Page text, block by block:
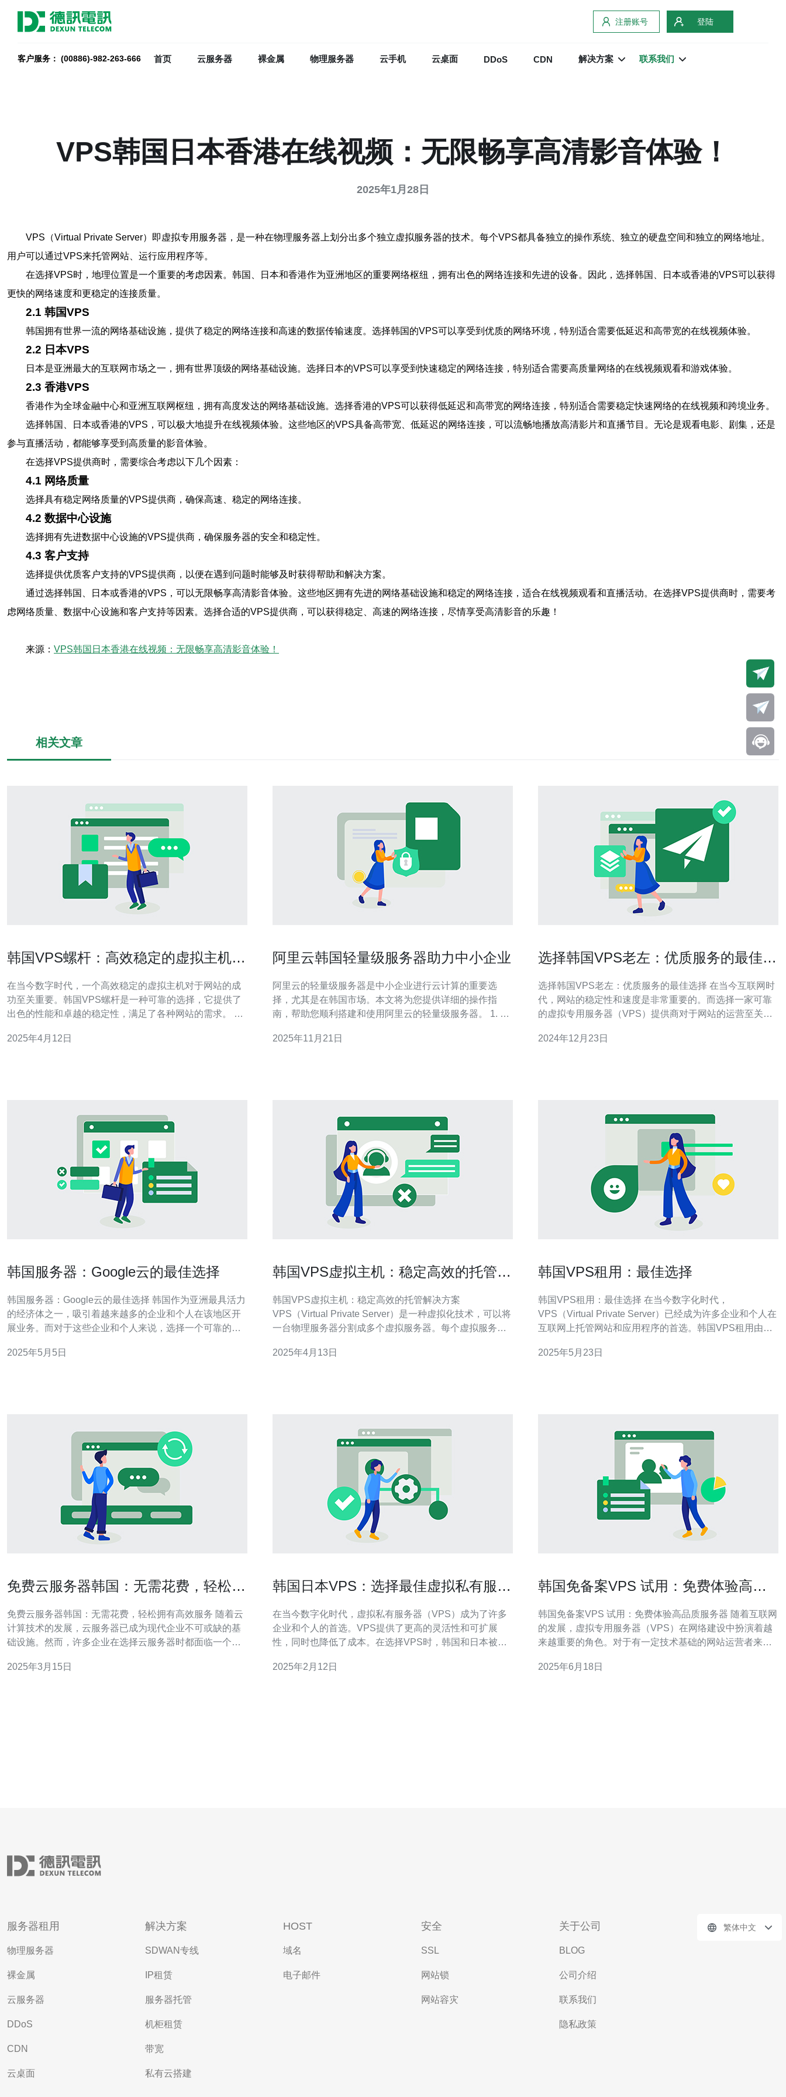
注册账号 登陆
客户服务： (00886)-982-263-666 首页 云服务器 裸金属 物理服务器 云手机 云桌面 DDoS CDN 解决方案 联系我们
VPS韩国日本香港在线视频：无限畅享高清影音体验！
2025年1月28日
VPS（Virtual Private Server）即虚拟专用服务器，是一种在物理服务器上划分出多个独立虚拟服务器的技术。每个VPS都具备独立的操作系统、独立的硬盘空间和独立的网络地址。
用户可以通过VPS来托管网站、运行应用程序等。
在选择VPS时，地理位置是一个重要的考虑因素。韩国、日本和香港作为亚洲地区的重要网络枢纽，拥有出色的网络连接和先进的设备。因此，选择韩国、日本或香港的VPS可以获得
更快的网络速度和更稳定的连接质量。
2.1 韩国VPS
韩国拥有世界一流的网络基础设施，提供了稳定的网络连接和高速的数据传输速度。选择韩国的VPS可以享受到优质的网络环境，特别适合需要低延迟和高带宽的在线视频体验。
2.2 日本VPS
日本是亚洲最大的互联网市场之一，拥有世界顶级的网络基础设施。选择日本的VPS可以享受到快速稳定的网络连接，特别适合需要高质量网络的在线视频观看和游戏体验。
2.3 香港VPS
香港作为全球金融中心和亚洲互联网枢纽，拥有高度发达的网络基础设施。选择香港的VPS可以获得低延迟和高带宽的网络连接，特别适合需要稳定快速网络的在线视频和跨境业务。
选择韩国、日本或香港的VPS，可以极大地提升在线视频体验。这些地区的VPS具备高带宽、低延迟的网络连接，可以流畅地播放高清影片和直播节目。无论是观看电影、剧集，还是
参与直播活动，都能够享受到高质量的影音体验。
在选择VPS提供商时，需要综合考虑以下几个因素：
4.1 网络质量
选择具有稳定网络质量的VPS提供商，确保高速、稳定的网络连接。
4.2 数据中心设施
选择拥有先进数据中心设施的VPS提供商，确保服务器的安全和稳定性。
4.3 客户支持
选择提供优质客户支持的VPS提供商，以便在遇到问题时能够及时获得帮助和解决方案。
通过选择韩国、日本或香港的VPS，可以无限畅享高清影音体验。这些地区拥有先进的网络基础设施和稳定的网络连接，适合在线视频观看和直播活动。在选择VPS提供商时，需要考
虑网络质量、数据中心设施和客户支持等因素。选择合适的VPS提供商，可以获得稳定、高速的网络连接，尽情享受高清影音的乐趣！
来源： VPS韩国日本香港在线视频：无限畅享高清影音体验！
相关文章
韩国VPS螺杆：高效稳定的虚拟主机选
在当今数字时代，一个高效稳定的虚拟主机对于网站的成
功至关重要。韩国VPS螺杆是一种可靠的选择，它提供了
出色的性能和卓越的稳定性，满足了各种网站的需求。 韩
用户提供卓越的性能。它配备了高性能的处理器、大容量
2025年4月12日
阿里云韩国轻量级服务器助力中小企业
阿里云的轻量级服务器是中小企业进行云计算的重要选
择，尤其是在韩国市场。本文将为您提供详细的操作指
南，帮助您顺利搭建和使用阿里云的轻量级服务器。 1. 注
册。点击首页右上角的“注册”按钮，填写您的邮箱地址、手
2025年11月21日
选择韩国VPS老左：优质服务的最佳选
选择韩国VPS老左：优质服务的最佳选择 在当今互联网时
代，网站的稳定性和速度是非常重要的。而选择一家可靠
的虚拟专用服务器（VPS）提供商对于网站的运营至关重
以其优质的服务和卓越的性能脱颖而出。 韩国VPS老左以
2024年12月23日
韩国服务器：Google云的最佳选择
韩国服务器：Google云的最佳选择 韩国作为亚洲最具活力
的经济体之一，吸引着越来越多的企业和个人在该地区开
展业务。而对于这些企业和个人来说，选择一个可靠的服
2025年5月5日
韩国VPS虚拟主机：稳定高效的托管解
韩国VPS虚拟主机：稳定高效的托管解决方案
VPS（Virtual Private Server）是一种虚拟化技术，可以将
一台物理服务器分割成多个虚拟服务器。每个虚拟服务器
虚拟主机是在VPS服务器上运行的虚拟主机，用户可以享
2025年4月13日
韩国VPS租用：最佳选择
韩国VPS租用：最佳选择 在当今数字化时代，
VPS（Virtual Private Server）已经成为许多企业和个人在
互联网上托管网站和应用程序的首选。韩国VPS租用由于
选择。
2025年5月23日
免费云服务器韩国：无需花费，轻松拥
免费云服务器韩国：无需花费，轻松拥有高效服务 随着云
计算技术的发展，云服务器已成为现代企业不可或缺的基
础设施。然而，许多企业在选择云服务器时都面临一个共
方案，可以提供高效的服务而无需花费。本文将介绍韩国
2025年3月15日
韩国日本VPS：选择最佳虚拟私有服务
在当今数字化时代，虚拟私有服务器（VPS）成为了许多
企业和个人的首选。VPS提供了更高的灵活性和可扩展
性，同时也降低了成本。在选择VPS时，韩国和日本被认
势，并为您提供选择最佳虚拟私有服务器的指南。 韩国作
2025年2月12日
韩国免备案VPS 试用：免费体验高品
韩国免备案VPS 试用：免费体验高品质服务器 随着互联网
的发展，虚拟专用服务器（VPS）在网络建设中扮演着越
来越重要的角色。对于有一定技术基础的网站运营者来
要的。而在众多VPS供应商中，韩国的免备案VPS备受关
2025年6月18日
服务器租用
物理服务器
裸金属
云服务器
DDoS
CDN
云桌面
解决方案
SDWAN专线
IP租赁
服务器托管
机柜租赁
带宽
私有云搭建
HOST
域名
电子邮件
安全
SSL
网站锁
网站容灾
关于公司
BLOG
公司介绍
联系我们
隐私政策
繁体中文